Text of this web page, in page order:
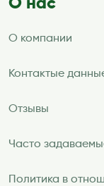
О нас
О компании
Контактые
Отзывы
Часто
Политика в